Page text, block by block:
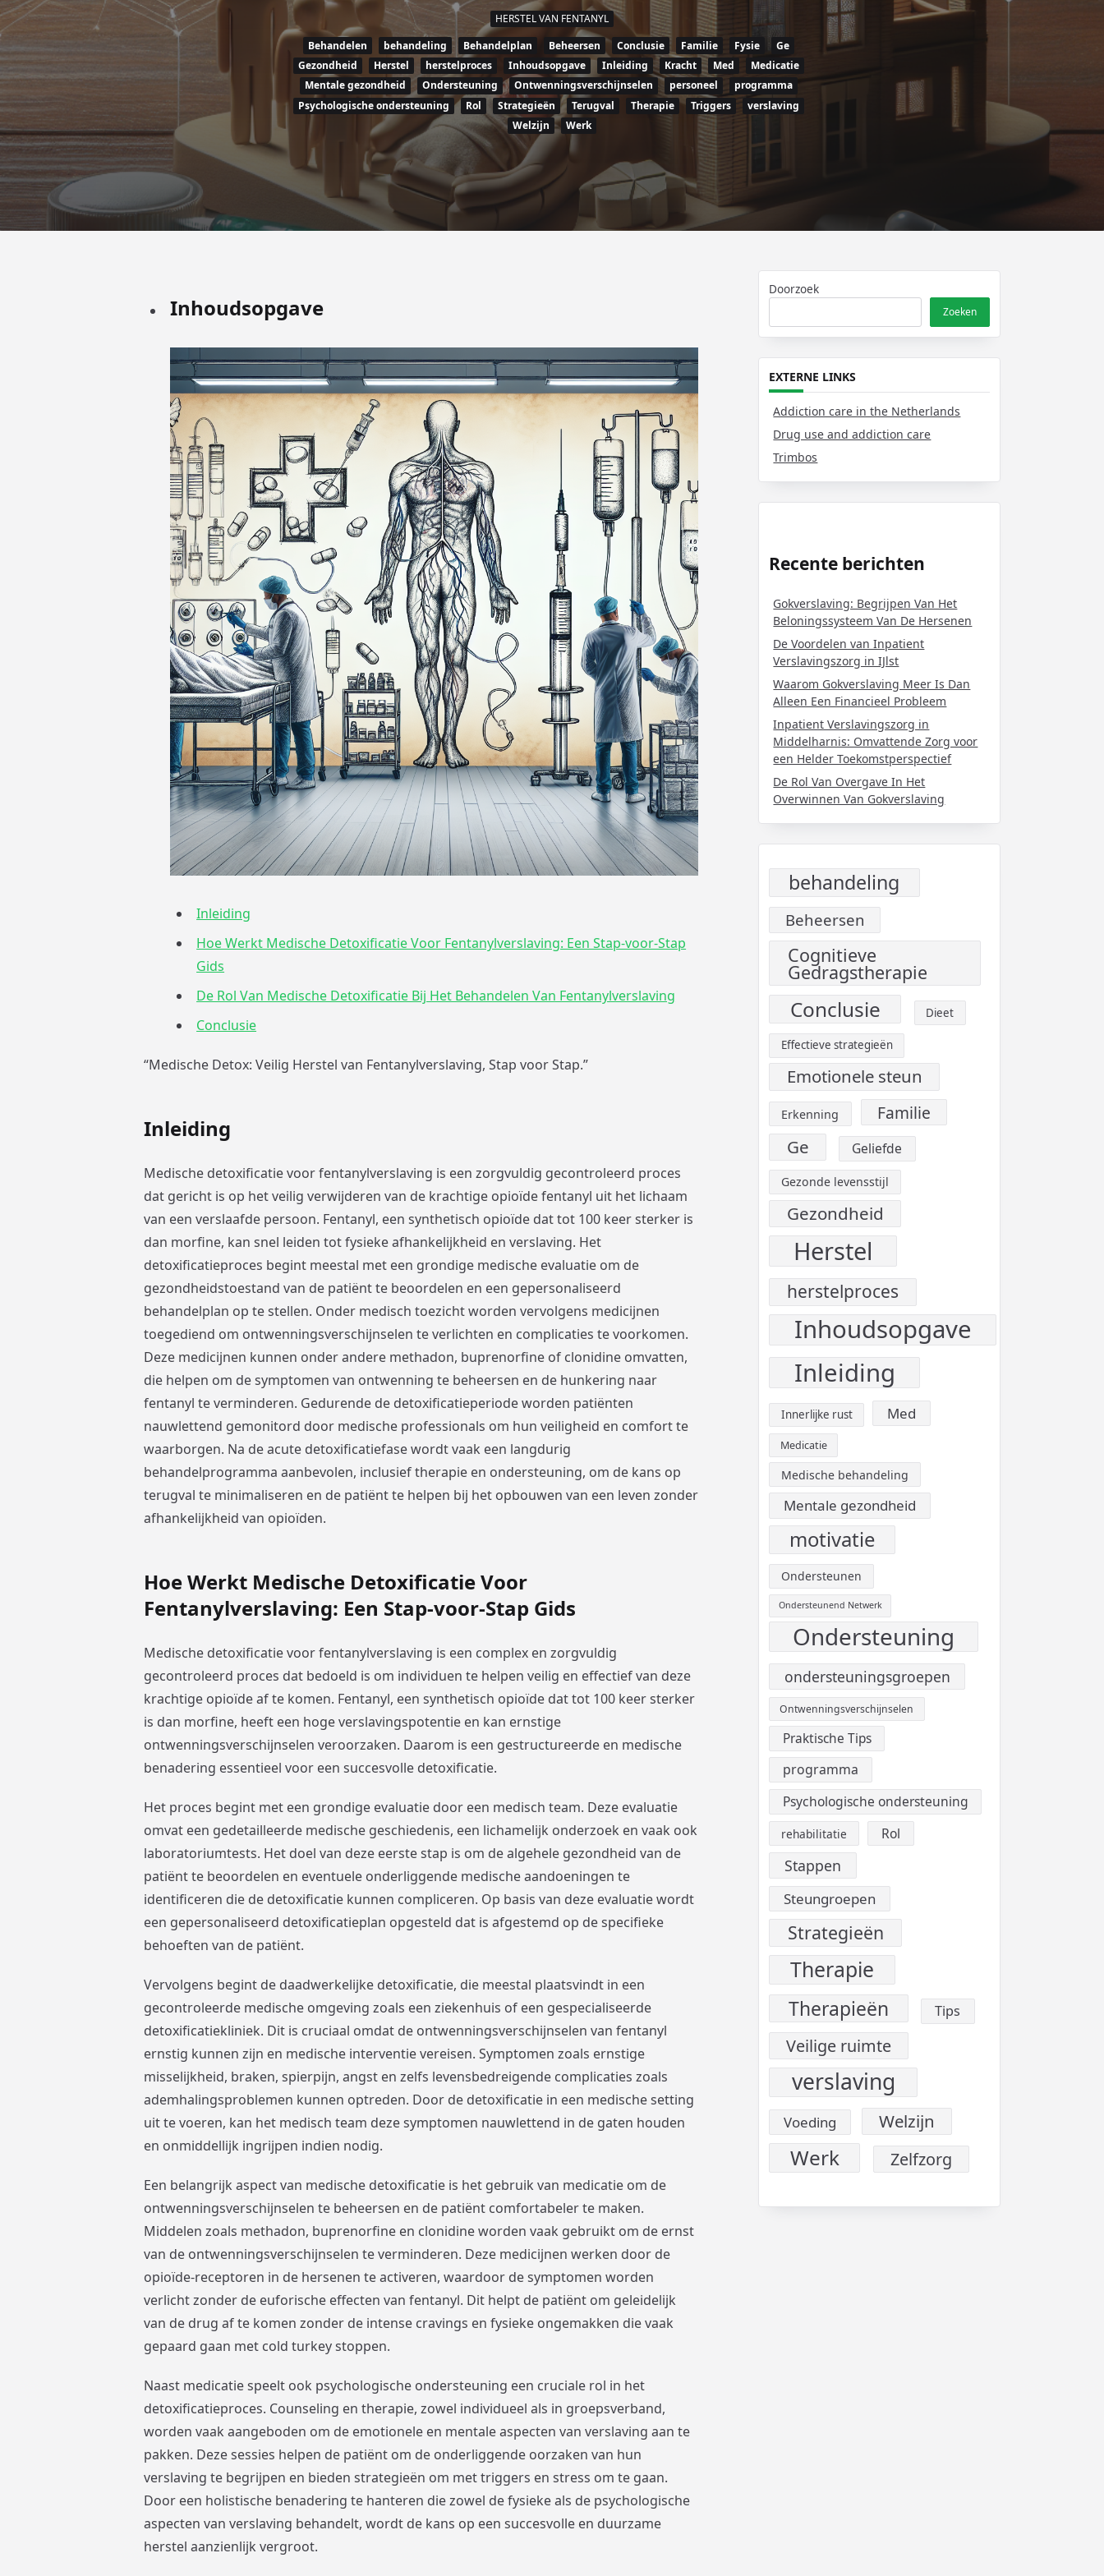
HERSTEL VAN FENTANYL
Behandelen
behandeling Behandelplan Beheersen Conclusie Familie Fysie
Ge
Gezondheid
Herstel herstelproces Inhoudsopgave Inleiding Kracht Med
Medicatie
Mentale gezondheid
Ondersteuning Ontwenningsverschijnselen personeel
programma
Psychologische ondersteuning
Rol Strategieën Terugval Therapie Triggers
verslaving
Welzijn
Werk
Inhoudsopgave
Inleiding
Hoe Werkt Medische Detoxificatie Voor Fentanylverslaving: Een Stap-voor-Stap
Gids
De Rol Van Medische Detoxificatie Bij Het Behandelen Van Fentanylverslaving
Conclusie
“Medische Detox: Veilig Herstel van Fentanylverslaving, Stap voor Stap.”
Inleiding
Medische detoxificatie voor fentanylverslaving is een zorgvuldig gecontroleerd proces
dat gericht is op het veilig verwijderen van de krachtige opioïde fentanyl uit het lichaam
van een verslaafde persoon. Fentanyl, een synthetisch opioïde dat tot 100 keer sterker is
dan morfine, kan snel leiden tot fysieke afhankelijkheid en verslaving. Het
detoxificatieproces begint meestal met een grondige medische evaluatie om de
gezondheidstoestand van de patiënt te beoordelen en een gepersonaliseerd
behandelplan op te stellen. Onder medisch toezicht worden vervolgens medicijnen
toegediend om ontwenningsverschijnselen te verlichten en complicaties te voorkomen.
Deze medicijnen kunnen onder andere methadon, buprenorfine of clonidine omvatten,
die helpen om de symptomen van ontwenning te beheersen en de hunkering naar
fentanyl te verminderen. Gedurende de detoxificatieperiode worden patiënten
nauwlettend gemonitord door medische professionals om hun veiligheid en comfort te
waarborgen. Na de acute detoxificatiefase wordt vaak een langdurig
behandelprogramma aanbevolen, inclusief therapie en ondersteuning, om de kans op
terugval te minimaliseren en de patiënt te helpen bij het opbouwen van een leven zonder
afhankelijkheid van opioïden.
Hoe Werkt Medische Detoxificatie Voor
Fentanylverslaving: Een Stap-voor-Stap Gids
Medische detoxificatie voor fentanylverslaving is een complex en zorgvuldig
gecontroleerd proces dat bedoeld is om individuen te helpen veilig en effectief van deze
krachtige opioïde af te komen. Fentanyl, een synthetisch opioïde dat tot 100 keer sterker
is dan morfine, heeft een hoge verslavingspotentie en kan ernstige
ontwenningsverschijnselen veroorzaken. Daarom is een gestructureerde en medische
benadering essentieel voor een succesvolle detoxificatie.
Het proces begint met een grondige evaluatie door een medisch team. Deze evaluatie
omvat een gedetailleerde medische geschiedenis, een lichamelijk onderzoek en vaak ook
laboratoriumtests. Het doel van deze eerste stap is om de algehele gezondheid van de
patiënt te beoordelen en eventuele onderliggende medische aandoeningen te
identificeren die de detoxificatie kunnen compliceren. Op basis van deze evaluatie wordt
een gepersonaliseerd detoxificatieplan opgesteld dat is afgestemd op de specifieke
behoeften van de patiënt.
Vervolgens begint de daadwerkelijke detoxificatie, die meestal plaatsvindt in een
gecontroleerde medische omgeving zoals een ziekenhuis of een gespecialiseerde
detoxificatiekliniek. Dit is cruciaal omdat de ontwenningsverschijnselen van fentanyl
ernstig kunnen zijn en medische interventie vereisen. Symptomen zoals ernstige
misselijkheid, braken, spierpijn, angst en zelfs levensbedreigende complicaties zoals
ademhalingsproblemen kunnen optreden. Door de detoxificatie in een medische setting
uit te voeren, kan het medisch team deze symptomen nauwlettend in de gaten houden
en onmiddellijk ingrijpen indien nodig.
Een belangrijk aspect van medische detoxificatie is het gebruik van medicatie om de
ontwenningsverschijnselen te beheersen en de patiënt comfortabeler te maken.
Middelen zoals methadon, buprenorfine en clonidine worden vaak gebruikt om de ernst
van de ontwenningsverschijnselen te verminderen. Deze medicijnen werken door de
opioïde-receptoren in de hersenen te activeren, waardoor de symptomen worden
verlicht zonder de euforische effecten van fentanyl. Dit helpt de patiënt om geleidelijk
van de drug af te komen zonder de intense cravings en fysieke ongemakken die vaak
gepaard gaan met cold turkey stoppen.
Naast medicatie speelt ook psychologische ondersteuning een cruciale rol in het
detoxificatieproces. Counseling en therapie, zowel individueel als in groepsverband,
worden vaak aangeboden om de emotionele en mentale aspecten van verslaving aan te
pakken. Deze sessies helpen de patiënt om de onderliggende oorzaken van hun
verslaving te begrijpen en bieden strategieën om met triggers en stress om te gaan.
Door een holistische benadering te hanteren die zowel de fysieke als de psychologische
aspecten van verslaving behandelt, wordt de kans op een succesvolle en duurzame
herstel aanzienlijk vergroot.
Doorzoek
Zoeken
EXTERNE LINKS
Addiction care in the Netherlands
Drug use and addiction care
Trimbos
Recente berichten
Gokverslaving: Begrijpen Van Het
Beloningssysteem Van De Hersenen
De Voordelen van Inpatient
Verslavingszorg in IJlst
Waarom Gokverslaving Meer Is Dan
Alleen Een Financieel Probleem
Inpatient Verslavingszorg in
Middelharnis: Omvattende Zorg voor
een Helder Toekomstperspectief
De Rol Van Overgave In Het
Overwinnen Van Gokverslaving
behandeling
Beheersen
Cognitieve
Gedragstherapie
Conclusie Dieet
Effectieve strategieën
Emotionele steun
Erkenning Familie
Ge Geliefde
Gezonde levensstijl
Gezondheid
Herstel
herstelproces
Inhoudsopgave
Inleiding
Innerlijke rust Med
Medicatie
Medische behandeling
Mentale gezondheid
motivatie
Ondersteunen
Ondersteunend Netwerk
Ondersteuning
ondersteuningsgroepen
Ontwenningsverschijnselen
Praktische Tips
programma
Psychologische ondersteuning
rehabilitatie Rol
Stappen
Steungroepen
Strategieën
Therapie
Therapieën Tips
Veilige ruimte
verslaving
Voeding Welzijn
Werk Zelfzorg